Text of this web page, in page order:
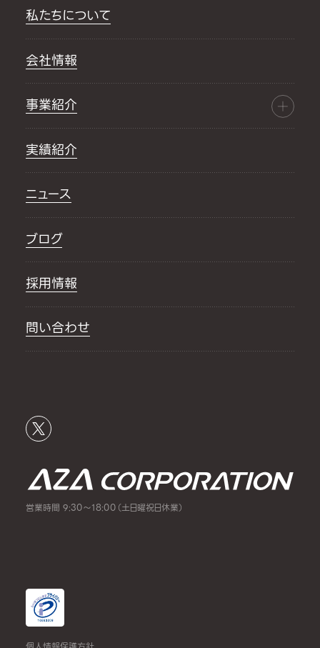
私たちについて
会社情報
事業紹介
実績紹介
ニュース
ブログ
採用情報
問い合わせ
営業時間 9:30～18:00（土日曜祝日休業）